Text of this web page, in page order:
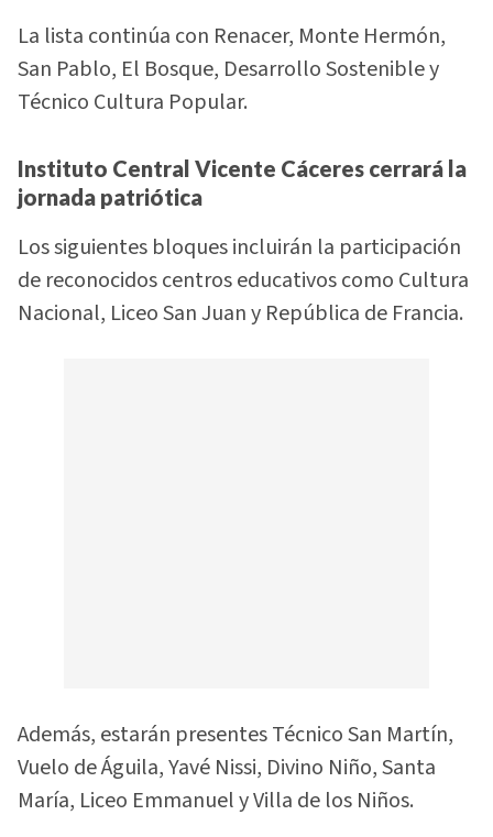
La lista continúa con Renacer, Monte Hermón,
San Pablo, El Bosque, Desarrollo Sostenible y
Técnico Cultura Popular.
Instituto Central Vicente Cáceres cerrará la
jornada patriótica
Los siguientes bloques incluirán la participación
de reconocidos centros educativos como Cultura
Nacional, Liceo San Juan y República de Francia.
Además, estarán presentes Técnico San Martín,
Vuelo de Águila, Yavé Nissi, Divino Niño, Santa
María, Liceo Emmanuel y Villa de los Niños.